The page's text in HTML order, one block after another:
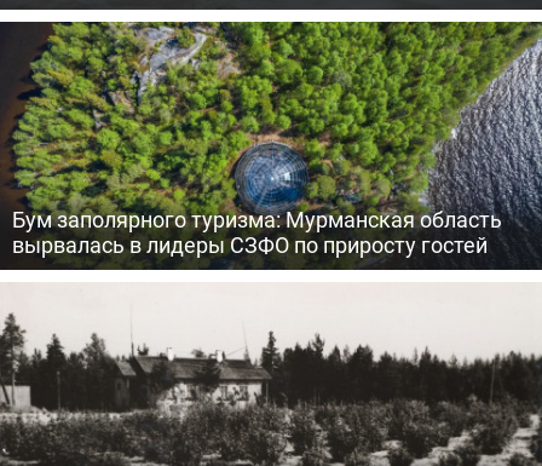
Бум заполярного туризма: Мурманская область
вырвалась в лидеры СЗФО по приросту гостей